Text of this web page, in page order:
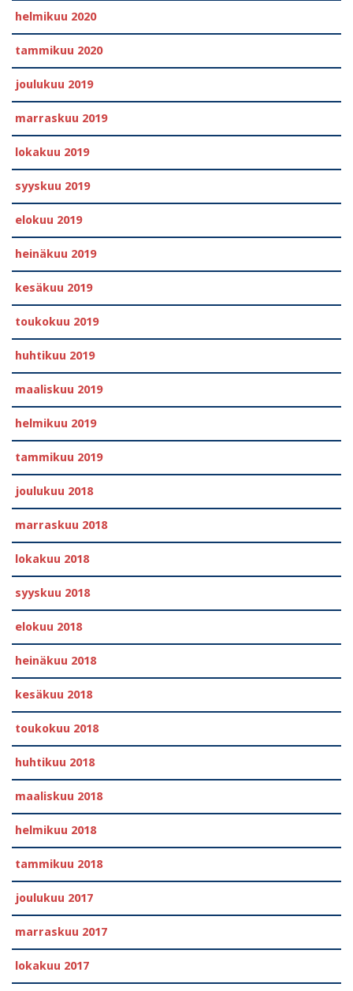
helmikuu 2020
tammikuu 2020
joulukuu 2019
marraskuu 2019
lokakuu 2019
syyskuu 2019
elokuu 2019
heinäkuu 2019
kesäkuu 2019
toukokuu 2019
huhtikuu 2019
maaliskuu 2019
helmikuu 2019
tammikuu 2019
joulukuu 2018
marraskuu 2018
lokakuu 2018
syyskuu 2018
elokuu 2018
heinäkuu 2018
kesäkuu 2018
toukokuu 2018
huhtikuu 2018
maaliskuu 2018
helmikuu 2018
tammikuu 2018
joulukuu 2017
marraskuu 2017
lokakuu 2017